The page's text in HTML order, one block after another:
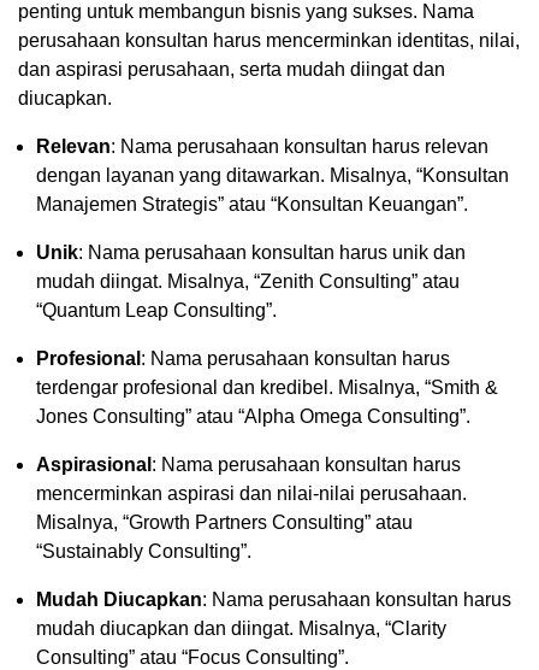
penting untuk membangun bisnis yang sukses. Nama
perusahaan konsultan harus mencerminkan identitas, nilai,
dan aspirasi perusahaan, serta mudah diingat dan
diucapkan.
Relevan: Nama perusahaan konsultan harus relevan
dengan layanan yang ditawarkan. Misalnya, “Konsultan
Manajemen Strategis” atau “Konsultan Keuangan”.
Unik: Nama perusahaan konsultan harus unik dan
mudah diingat. Misalnya, “Zenith Consulting” atau
“Quantum Leap Consulting”.
Profesional : Nama perusahaan konsultan harus
terdengar profesional dan kredibel. Misalnya, “Smith &
Jones Consulting” atau “Alpha Omega Consulting”.
Aspirasional : Nama perusahaan konsultan harus
mencerminkan aspirasi dan nilai-nilai perusahaan.
Misalnya, “Growth Partners Consulting” atau
“Sustainably Consulting”.
Mudah Diucapkan: Nama perusahaan konsultan harus
mudah diucapkan dan diingat. Misalnya, “Clarity
Consulting” atau “Focus Consulting”.